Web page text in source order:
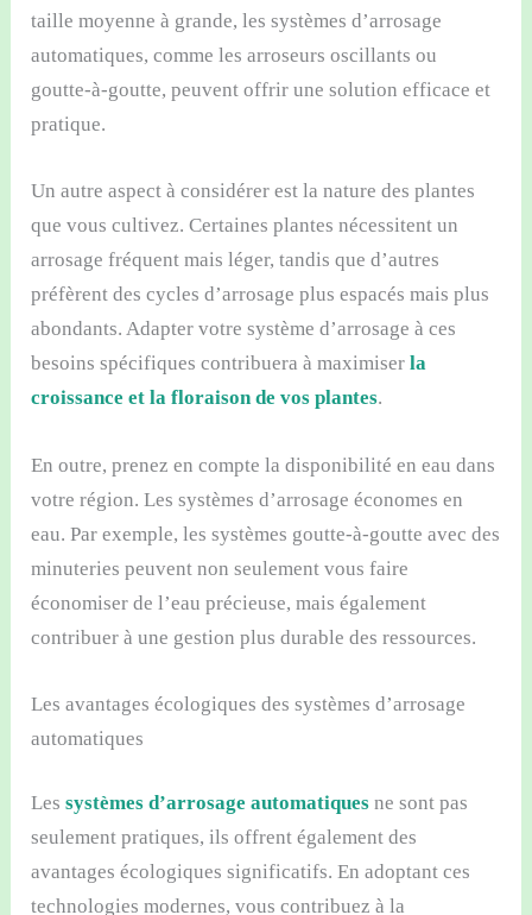
taille moyenne à grande, les systèmes d’arrosage
automatiques, comme les arroseurs oscillants ou
goutte-à-goutte, peuvent offrir une solution efficace et
pratique.
Un autre aspect à considérer est la nature des plantes
que vous cultivez. Certaines plantes nécessitent un
arrosage fréquent mais léger, tandis que d’autres
préfèrent des cycles d’arrosage plus espacés mais plus
abondants. Adapter votre système d’arrosage à ces
besoins spécifiques contribuera à maximiserla
croissance et la floraison de vos plantes.
En outre, prenez en compte la disponibilité en eau dans
votre région. Les systèmes d’arrosage économes en
eau. Par exemple, les systèmes goutte-à-goutte avec des
minuteries peuvent non seulement vous faire
économiser de l’eau précieuse, mais également
contribuer à une gestion plus durable des ressources.
Les avantages écologiques des systèmes d’arrosage
automatiques
Lessystèmes d’arrosage automatiques ne sont pas
seulement pratiques, ils offrent également des
avantages écologiques significatifs. En adoptant ces
technologies modernes, vous contribuez à la